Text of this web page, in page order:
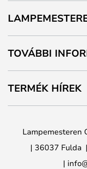
TOVÁBBI
TERMÉK HÍREK
Lampemesteren
36037 Fulda